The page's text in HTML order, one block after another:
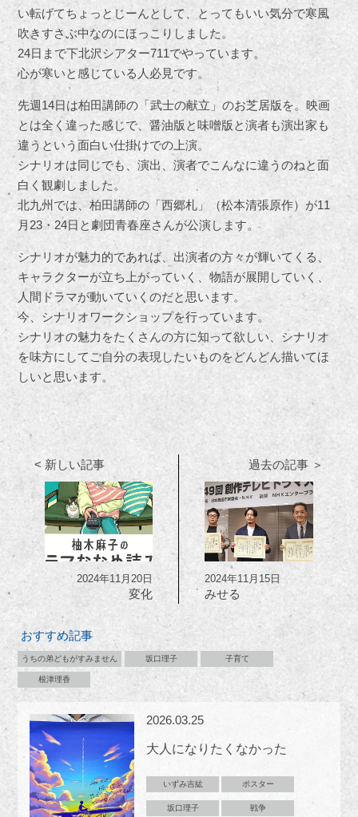
い転げてちょっとじーんとして、とってもいい気分で寒風
吹きすさぶ中なのにほっこりしました。
24日まで下北沢シアター711でやっています。
心が寒いと感じている人必見です。
先週14日は柏田講師の「武士の献立」のお芝居版を。映画
とは全く違った感じで、醤油版と味噌版と演者も演出家も
違うという面白い仕掛けでの上演。
シナリオは同じでも、演出、演者でこんなに違うのねと面
白く観劇しました。
北九州では、柏田講師の「西郷札」（松本清張原作）が11
月23・24日と劇団青春座さんが公演します。
シナリオが魅力的であれば、出演者の方々が輝いてくる、
キャラクターが立ち上がっていく、物語が展開していく、
人間ドラマが動いていくのだと思います。
今、シナリオワークショップを行っています。
シナリオの魅力をたくさんの方に知って欲しい、シナリオ
を味方にしてご自分の表現したいものをどんどん描いてほ
しいと思います。
< 新しい記事
2024年11月20日
変化
過去の記事 ＞
2024年11月15日
みせる
おすすめ記事
うちの弟どもがすみません 坂口理子 子育て
根津理香
2026.03.25
大人になりたくなかった
いずみ吉紘 ポスター
坂口理子 戦争